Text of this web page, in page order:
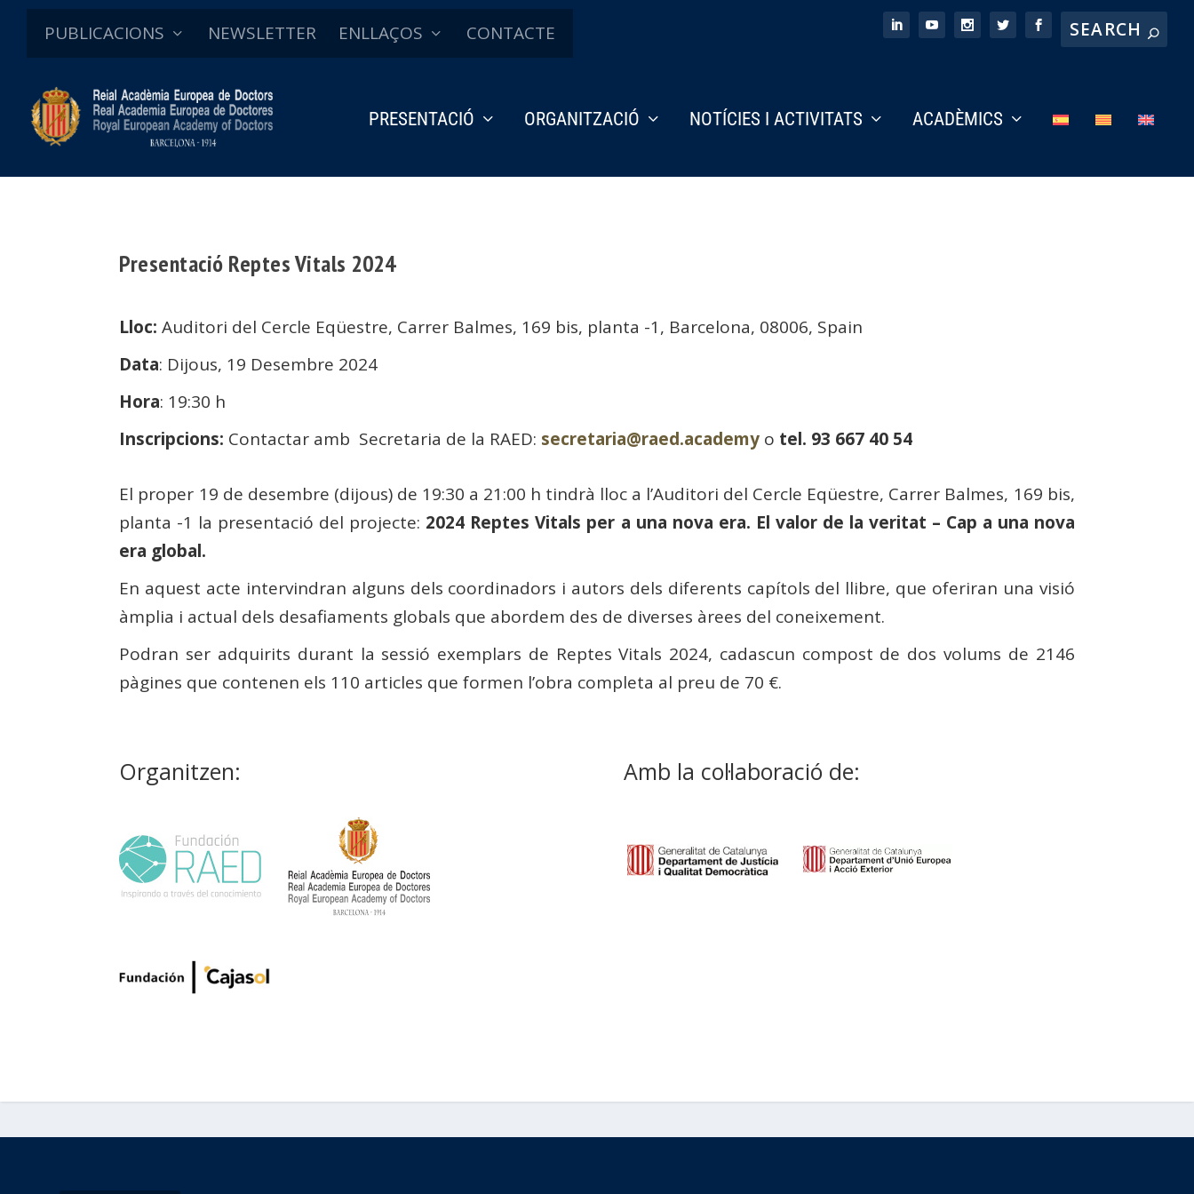
PUBLICACIONS NEWSLETTER ENLLAÇOS CONTACTE
PRESENTACIÓ ORGANITZACIÓ NOTÍCIES I ACTIVITATS ACADÈMICS
Presentació Reptes Vitals 2024
Lloc: Auditori del Cercle Eqüestre, Carrer Balmes, 169 bis, planta -1, Barcelona, 08006, Spain
Data: Dijous, 19 Desembre 2024
Hora: 19:30 h
Inscripcions: Contactar amb Secretaria de la RAED: secretaria@raed.academy o tel. 93 667 40 54
El proper 19 de desembre (dijous) de 19:30 a 21:00 h tindrà lloc a l’Auditori del Cercle Eqüestre, Carrer Balmes, 169 bis,
planta -1 la presentació del projecte: 2024 Reptes Vitals per a una nova era. El valor de la veritat – Cap a una nova
era global.
En aquest acte intervindran alguns dels coordinadors i autors dels diferents capítols del llibre, que oferiran una visió
àmplia i actual dels desafiaments globals que abordem des de diverses àrees del coneixement.
Podran ser adquirits durant la sessió exemplars de Reptes Vitals 2024, cadascun compost de dos volums de 2146
pàgines que contenen els 110 articles que formen l’obra completa al preu de 70 €.
Organitzen: Amb la col·laboració de: